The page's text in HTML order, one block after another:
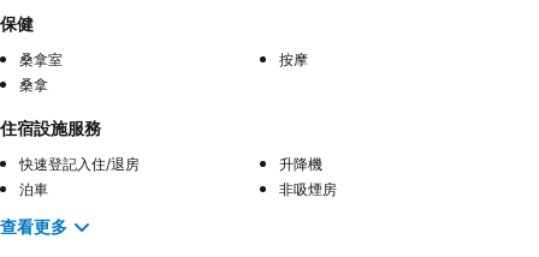
保健
桑拿室
按摩
桑拿
住宿設施服務
快速登記入住/退房
升降機
泊車
非吸煙房
查看更多